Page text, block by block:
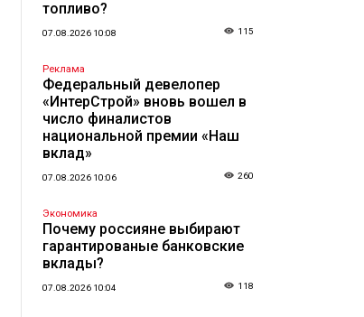
топливо?
07.08.2026 10:08 115
Реклама
Федеральный девелопер
«ИнтерСтрой» вновь вошел в
число финалистов
национальной премии «Наш
вклад»
07.08.2026 10:06 260
Экономика
Почему россияне выбирают
гарантированые банковские
вклады?
07.08.2026 10:04 118